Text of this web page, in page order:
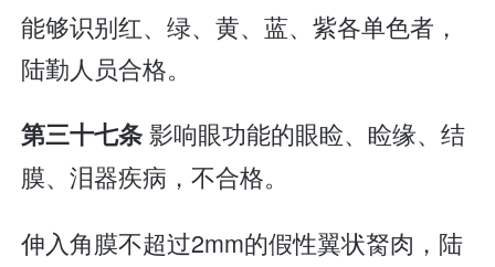
能够识别红、绿、黄、蓝、紫各单色者，
陆勤人员合格。
第三十七条影响眼功能的眼睑、睑缘、结
膜、泪器疾病，不合格。
伸入角膜不超过2mm的假性翼状胬肉，陆